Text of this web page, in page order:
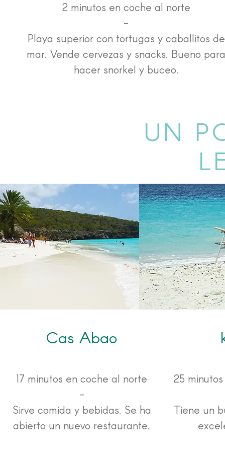
2 minutos en coche al norte
-
Playa superior con tortugas y caballitos de
mar. Vende cervezas y snacks. Bueno para
hacer snorkel y buceo.
UN
Cas Abao
17 minutos en coche al norte
-
Sirve comida y bebidas. Se ha
abierto un nuevo restaurante.
25
Tiene un